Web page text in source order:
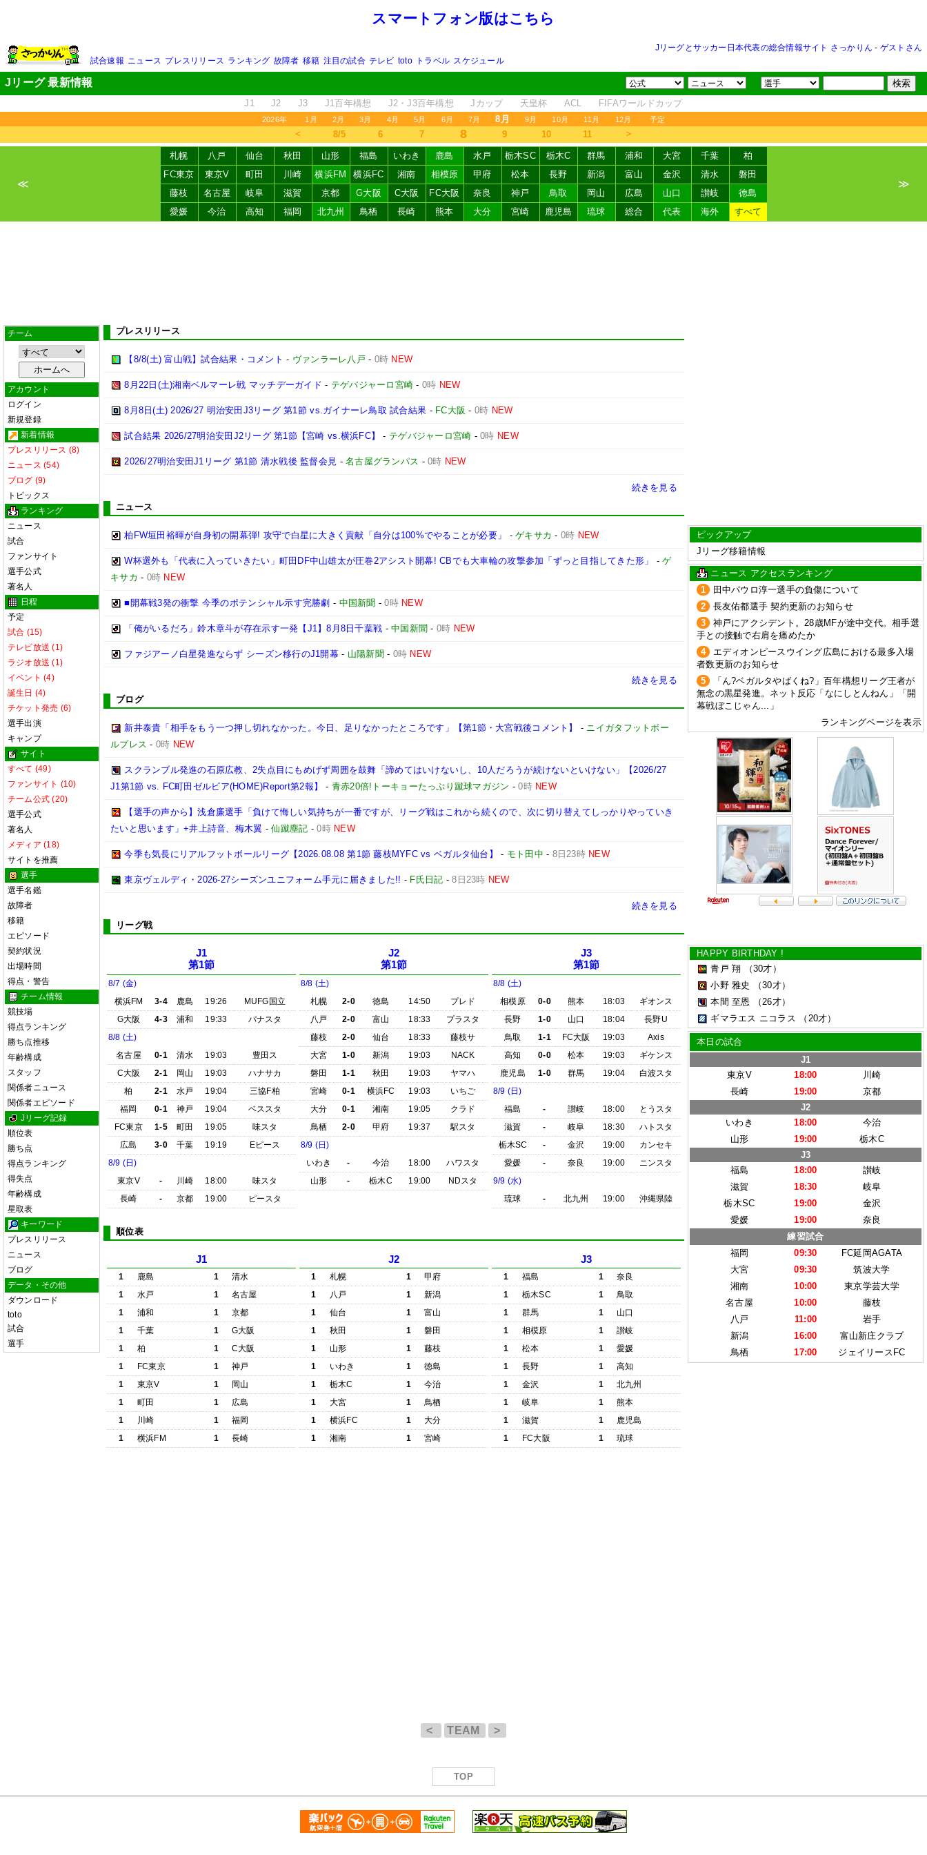
スマートフォン版はこちら
Jリーグとサッカー日本代表の総合情報サイト さっかりん - ゲストさん
試合速報 ニュース プレスリリース ランキング 故障者 移籍 注目の試合 テレビ toto トラベル スケジュール
Jリーグ 最新情報
J1 J2 J3 J1百年構想 J2・J3百年構想 Jカップ 天皇杯 ACL FIFAワールドカップ
2026年 1月 2月 3月 4月 5月 6月 7月 8月 9月 10月 11月 12月 予定
＜ 8/5 6 7 8 9 10 11 ＞
≪
札幌 八戸 仙台 秋田 山形 福島 いわき 鹿島 水戸 栃木SC 栃木C 群馬 浦和 大宮 千葉
柏
FC東京
東京V 町田 川崎 横浜FM 横浜FC 湘南 相模原 甲府 松本 長野 新潟 富山 金沢 清水
磐田
藤枝
名古屋 岐阜 滋賀 京都 G大阪 C大阪 FC大阪 奈良 神戸 鳥取 岡山 広島 山口 讃岐
徳島
愛媛
今治 高知 福岡 北九州 鳥栖 長崎 熊本 大分 宮崎 鹿児島 琉球 総合 代表 海外 すべて
≫
チーム
アカウント
ログイン
新規登録
新着情報
プレスリリース (8)
ニュース (54)
ブログ (9)
トピックス
ランキング
ニュース
試合
ファンサイト
選手公式
著名人
日程
予定
試合 (15)
テレビ放送 (1)
ラジオ放送 (1)
イベント (4)
誕生日 (4)
チケット発売 (6)
選手出演
キャンプ
サイト
すべて (49)
ファンサイト (10)
チーム公式 (20)
選手公式
著名人
メディア (18)
サイトを推薦
選手
選手名鑑
故障者
移籍
エピソード
契約状況
出場時間
得点・警告
チーム情報
競技場
得点ランキング
勝ち点推移
年齢構成
スタッフ
関係者ニュース
関係者エピソード
Jリーグ記録
順位表
勝ち点
得点ランキング
得失点
年齢構成
星取表
キーワード
プレスリリース
ニュース
ブログ
データ・その他
ダウンロード
toto
試合
選手
プレスリリース
【8/8(土) 富山戦】試合結果・コメント - ヴァンラーレ八戸 - 0時 NEW
8月22日(土)湘南ベルマーレ戦 マッチデーガイド - テゲバジャーロ宮崎 - 0時 NEW
8月8日(土) 2026/27 明治安田J3リーグ 第1節 vs.ガイナーレ鳥取 試合結果 - FC大阪 - 0時 NEW
試合結果 2026/27明治安田J2リーグ 第1節【宮崎 vs.横浜FC】 - テゲバジャーロ宮崎 -0時 NEW
2026/27明治安田J1リーグ 第1節 清水戦後 監督会見 -名古屋グランパス -0時 NEW
続きを見る
ニュース
柏FW垣田裕暉が自身初の開幕弾! 攻守で白星に大きく貢献「自分は100%でやることが必要」 -ゲキサカ - 0時 NEW
W杯選外も「代表に入っていきたい」町田DF中山雄太が圧巻2アシスト開幕! CBでも大車輪の攻撃参加「ずっと目指してきた形」 -ゲ
キサカ - 0時 NEW
■開幕戦3発の衝撃 今季のポテンシャル示す完勝劇 - 中国新聞 -0時 NEW
「俺がいるだろ」鈴木章斗が存在示す一発【J1】8月8日千葉戦 -中国新聞 - 0時 NEW
ファジアーノ白星発進ならず シーズン移行のJ1開幕- 山陽新聞 - 0時 NEW
続きを見る
ブログ
新井泰貴「相手をもう一つ押し切れなかった。今日、足りなかったところです」【第1節・大宮戦後コメント】 - ニイガタフットボー
ルプレス - 0時 NEW
スクランブル発進の石原広教、2失点目にもめげず周囲を鼓舞「諦めてはいけないし、10人だろうが続けないといけない」【2026/27
J1第1節 vs. FC町田ゼルビア(HOME)Report第2報】
- 青赤20倍!トーキョーたっぷり蹴球マガジン -0時 NEW
【選手の声から】浅倉廉選手「負けて悔しい気持ちが一番ですが、リーグ戦はこれから続くので、次に切り替えてしっかりやっていき
たいと思います」+井上詩音、梅木翼 -仙蹴塵記 -0時 NEW
今季も気長にリアルフットボールリーグ【2026.08.08 第1節 藤枝MYFC vs ベガルタ仙台】 - モト田中 - 8日23時 NEW
東京ヴェルディ・2026-27シーズンユニフォーム手元に届きました!! - F氏日記 -8日23時 NEW
続きを見る
リーグ戦
J1
第1節
8/7 (金)
横浜FM
3-4 鹿島 19:26
MUFG国立
G大阪
4-3 浦和 19:33
パナスタ
8/8 (土)
名古屋
0-1 清水 19:03
豊田ス
C大阪
2-1 岡山 19:03
ハナサカ
柏
2-1 水戸 19:04
三協F柏
福岡
0-1 神戸 19:04
ベススタ
FC東京
1-5 町田 19:05
味スタ
広島
3-0 千葉 19:19
Eピース
8/9 (日)
東京V
- 川崎 18:00
味スタ
長崎
- 京都 19:00 ピースタ
J2
第1節
8/8 (土)
札幌
2-0 徳島 14:50
プレド
八戸
2-0 富山 18:33
プラスタ
藤枝
2-0 仙台 18:33
藤枝サ
大宮
1-0 新潟 19:03
NACK
磐田
1-1 秋田 19:03
ヤマハ
宮崎
0-1 横浜FC 19:03
いちご
大分
0-1 湘南 19:05
クラド
鳥栖
2-0 甲府 19:37
駅スタ
8/9 (日)
いわき
- 今治 18:00
ハワスタ
山形
- 栃木C 19:00 NDスタ
J3
第1節
8/8 (土)
相模原
0-0 熊本 18:03
ギオンス
長野
1-0 山口 18:04
長野U
鳥取
1-1 FC大阪 19:03
Axis
高知
0-0 松本 19:03
ギケンス
鹿児島
1-0 群馬 19:04
白波スタ
8/9 (日)
福島
- 讃岐 18:00
とうスタ
滋賀
- 岐阜 18:30
ハトスタ
栃木SC
- 金沢 19:00
カンセキ
愛媛
- 奈良 19:00
ニンスタ
9/9 (水)
琉球
- 北九州 19:00 沖縄県陸
順位表
J1
1 鹿島 1
清水
1
水戸 1
名古屋
1
浦和 1
京都
1
千葉 1
G大阪
1
柏 1
C大阪
1
FC東京 1
神戸
1
東京V 1
岡山
1
町田 1
広島
1
川崎 1
福岡
1
横浜FM 1 長崎
J2
1 札幌 1
甲府
1
八戸 1
新潟
1
仙台 1
富山
1
秋田 1
磐田
1
山形 1
藤枝
1
いわき 1
徳島
1
栃木C 1
今治
1
大宮 1
鳥栖
1
横浜FC 1
大分
1
湘南 1 宮崎
J3
1 福島 1
奈良
1
栃木SC 1
鳥取
1
群馬 1
山口
1
相模原 1
讃岐
1
松本 1
愛媛
1
長野 1
高知
1
金沢 1
北九州
1
岐阜 1
熊本
1
滋賀 1
鹿児島
1
FC大阪 1 琉球
ピックアップ
Jリーグ移籍情報
ニュース アクセスランキング
1
田中パウロ淳一選手の負傷について
2
長友佑都選手 契約更新のお知らせ
3
神戸にアクシデント。28歳MFが途中交代。相手選
手との接触で右肩を痛めたか
4
エディオンピースウイング広島における最多入場
者数更新のお知らせ
5
「ん?ベガルタやばくね?」百年構想リーグ王者が
無念の黒星発進。ネット反応「なにしとんねん」「開
幕戦ぼこじゃん...」
ランキングページを表示
HAPPY BIRTHDAY !
青戸 翔
（30才）
小野 雅史
（30才）
本間 至恩
（26才）
ギマラエス ニコラス
（20才）
本日の試合
J1
東京V
18:00
川崎
長崎
19:00
京都
J2
いわき
18:00
今治
山形
19:00
栃木C
J3
福島
18:00
讃岐
滋賀
18:30
岐阜
栃木SC
19:00
金沢
愛媛
19:00
奈良
練習試合
福岡
09:30
FC延岡AGATA
大宮
09:30
筑波大学
湘南
10:00
東京学芸大学
名古屋
10:00
藤枝
八戸
11:00
岩手
新潟
16:00
富山新庄クラブ
鳥栖
17:00 ジェイリースFC
< TEAM >
TOP